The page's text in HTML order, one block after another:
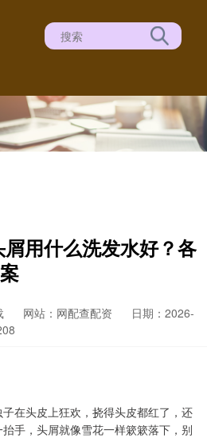
用什么洗发水好？各
网站：网配查配资
日期：2026-
在头皮上狂欢，挠得头皮都红了，还
手，头屑就像雪花一样簌簌落下，别